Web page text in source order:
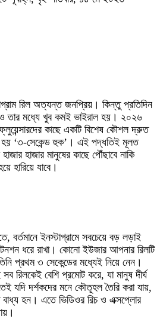
রিল অত্যন্ত জনপ্রিয়। কিন্তু প্রতিদিন
তার মধ্যে খুব কমই ভাইরাল হয়। ২০২৬
কাছে একটি বিশেষ কৌশল দ্রুত
হয় ‘৩-সেকেন্ড হুক’। এই পদ্ধতিই মূলত
হাজার মানুষের কাছে পৌঁছাবে নাকি
হারিয়ে যাবে।
বর্তমানে ইনস্টাগ্রামে সবচেয়ে বড় লড়াই
ধরে রাখা। কোনো ইউজার আপনার রিলটি
প্রথম ৩ সেকেন্ডের মধ্যেই নিয়ে নেন।
রিলকেই বেশি প্রমোট করে, যা মানুষ দীর্ঘ
যদি দর্শকদের মনে কৌতূহল তৈরি করা যায়,
বাধ্য হন। এতে ভিডিওর রিচ ও এক্সপ্লোর